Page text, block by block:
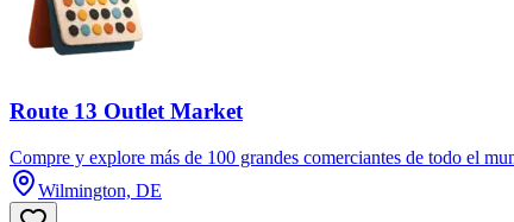
Route 13 Outlet Market
Compre y explore más de 100 grandes comerciantes de todo el
Wilmington, DE